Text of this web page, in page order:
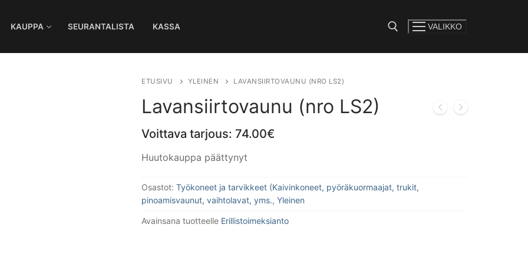
KAUPPA SEURANTALISTA KASSA
Hae:
VALIKKO
ETUSIVU YLEINEN LAVANSIIRTOVAUNU (NRO LS2)
Lavansiirtovaunu (nro LS2)
Voittava tarjous: 74.00€
Huutokauppa päättynyt
Osastot: Työkoneet ja tarvikkeet (Kaivinkoneet, pyöräkuormaajat, trukit,
pinoamisvaunut, vaihtolavat, yms., Yleinen
Avainsana tuotteelle Erillistoimeksianto